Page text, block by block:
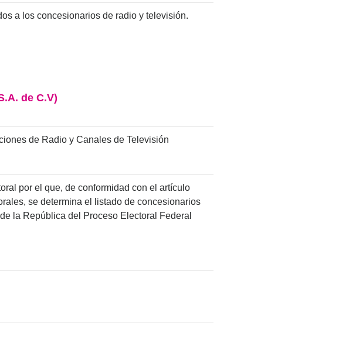
a los concesionarios de radio y televisión.
de C.V)
de Radio y Canales de Televisión
por el que, de conformidad con el artículo
se determina el listado de concesionarios
la República del Proceso Electoral Federal